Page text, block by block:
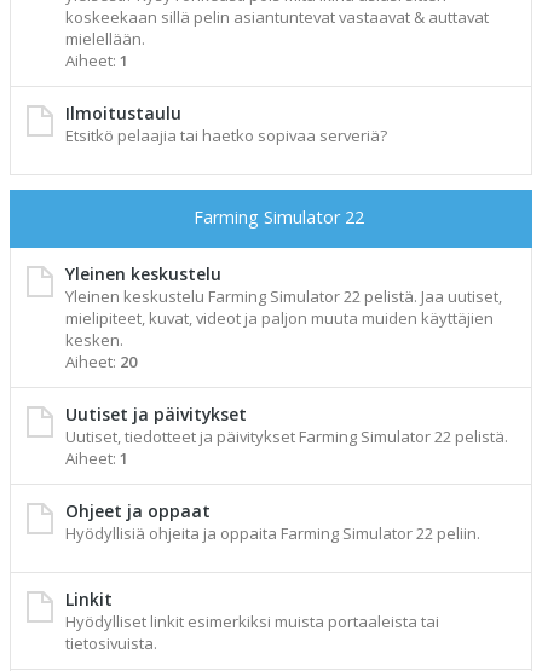
koskeekaan sillä pelin asiantuntevat vastaavat & auttavat
mielellään.
Aiheet: 1
Ilmoitustaulu
Etsitkö pelaajia tai haetko sopivaa serveriä?
Farming Simulator 22
Yleinen keskustelu
Yleinen keskustelu Farming Simulator 22 pelistä. Jaa uutiset,
mielipiteet, kuvat, videot ja paljon muuta muiden käyttäjien
kesken.
Aiheet: 20
Uutiset ja päivitykset
Uutiset, tiedotteet ja päivitykset Farming Simulator 22 pelistä.
Aiheet: 1
Ohjeet ja oppaat
Hyödyllisiä ohjeita ja oppaita Farming Simulator 22 peliin.
Linkit
Hyödylliset linkit esimerkiksi muista portaaleista tai
tietosivuista.